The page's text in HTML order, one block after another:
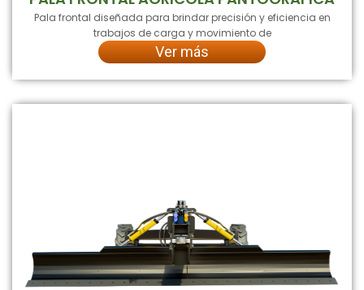
Pala frontal diseñada para brindar precisión y eficiencia en
trabajos de carga y movimiento de
Ver más